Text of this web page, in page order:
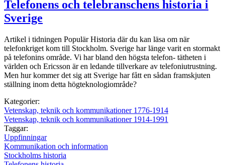
Telefonens och telebranschens historia i
Sverige
Artikel i tidningen Populär Historia där du kan läsa om när
telefonkriget kom till Stockholm. Sverige har länge varit en stormakt
på telefonins område. Vi har bland den högsta telefon- tätheten i
världen och Ericsson är en ledande tillverkare av telefoniutrustning.
Men hur kommer det sig att Sverige har fått en sådan framskjuten
ställning inom detta högteknologiområde?
Kategorier:
Vetenskap, teknik och kommunikationer 1776-1914
Vetenskap, teknik och kommunikationer 1914-1991
Taggar:
Uppfinningar
Kommunikation och information
Stockholms historia